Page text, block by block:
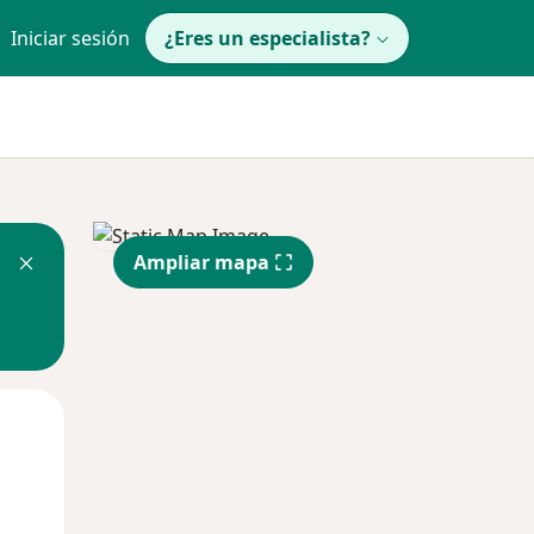
Iniciar sesión ¿Eres un especialista?
Ampliar mapa